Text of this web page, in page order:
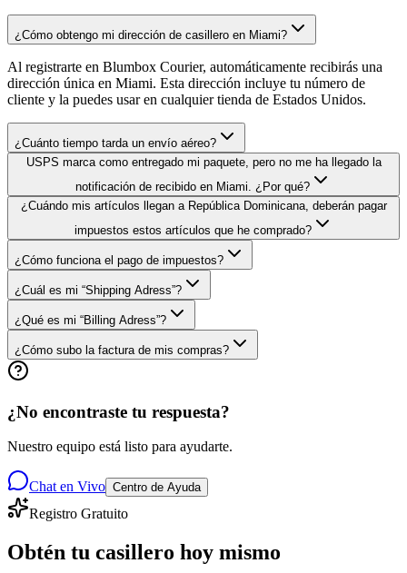
¿Cómo obtengo mi dirección de casillero en Miami?
Al registrarte en Blumbox Courier, automáticamente recibirás una
dirección única en Miami. Esta dirección incluye tu número de
cliente y la puedes usar en cualquier tienda de Estados Unidos.
¿Cuánto tiempo tarda un envío aéreo?
USPS marca como entregado mi paquete, pero no me ha llegado la
notificación de recibido en Miami. ¿Por qué?
¿Cuándo mis artículos llegan a República Dominicana, deberán pagar
impuestos estos artículos que he comprado?
¿Cómo funciona el pago de impuestos?
¿Cuál es mi “Shipping Adress”?
¿Qué es mi “Billing Adress”?
¿Cómo subo la factura de mis compras?
¿No encontraste tu respuesta?
Nuestro equipo está listo para ayudarte.
Chat en Vivo Centro de Ayuda
Registro Gratuito
Obtén tu casillero hoy mismo